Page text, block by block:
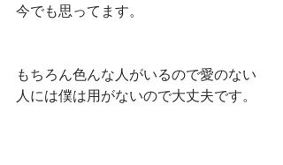
今でも思ってます。
もちろん色んな人がいるので愛のない
人には僕は用がないので大丈夫です。